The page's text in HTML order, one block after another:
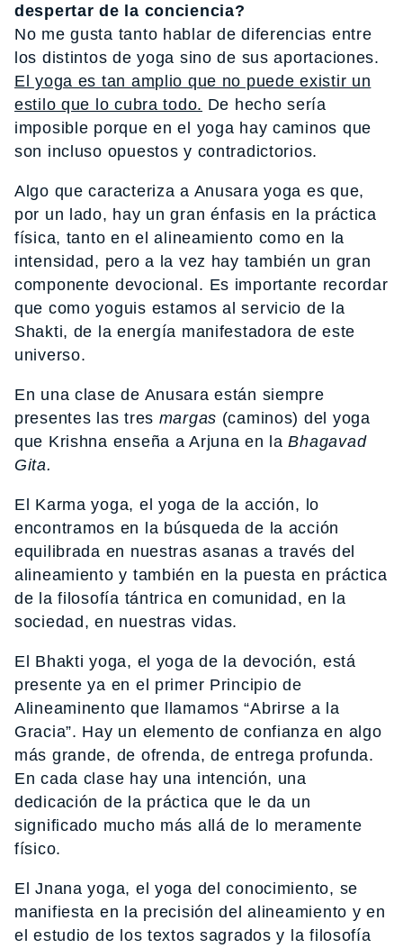
despertar de la conciencia?
No me gusta tanto hablar de diferencias entre
los distintos de yoga sino de sus aportaciones.
El yoga es tan amplio que no puede existir un
estilo que lo cubra todo. De hecho sería
imposible porque en el yoga hay caminos que
son incluso opuestos y contradictorios.
Algo que caracteriza a Anusara yoga es que,
por un lado, hay un gran énfasis en la práctica
física, tanto en el alineamiento como en la
intensidad, pero a la vez hay también un gran
componente devocional. Es importante recordar
que como yoguis estamos al servicio de la
Shakti, de la energía manifestadora de este
universo.
En una clase de Anusara están siempre
presentes las tres margas (caminos) del yoga
que Krishna enseña a Arjuna en laBhagavad
Gita.
El Karma yoga, el yoga de la acción, lo
encontramos en la búsqueda de la acción
equilibrada en nuestras asanas a través del
alineamiento y también en la puesta en práctica
de la filosofía tántrica en comunidad, en la
sociedad, en nuestras vidas.
El Bhakti yoga, el yoga de la devoción, está
presente ya en el primer Principio de
Alineaminento que llamamos “Abrirse a la
Gracia”. Hay un elemento de confianza en algo
más grande, de ofrenda, de entrega profunda.
En cada clase hay una intención, una
dedicación de la práctica que le da un
significado mucho más allá de lo meramente
físico.
El Jnana yoga, el yoga del conocimiento, se
manifiesta en la precisión del alineamiento y en
el estudio de los textos sagrados y la filosofía